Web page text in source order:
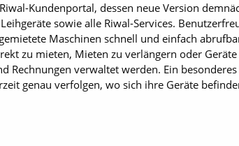
Kundenportal, dessen neue Version
sowie alle Riwal-Services.
Maschinen schnell und einfach
zu mieten, Mieten zu verlängern oder
Rechnungen verwaltet werden. Ein
genau verfolgen, wo sich ihre Geräte